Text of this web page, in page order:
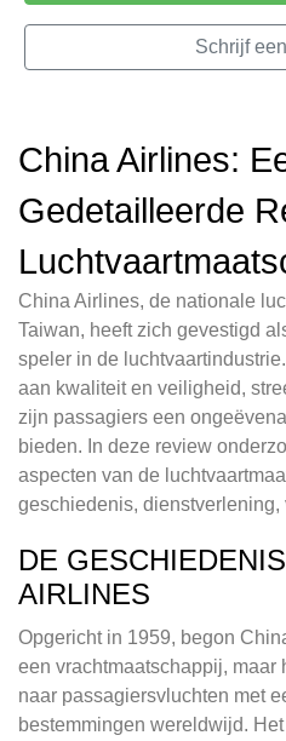
Schrijf
China Airlines:
Gedetailleerde
China Airlines, de nationale
Taiwan, heeft zich gevestigd
speler in de
aan kwaliteit en veiligheid,
zijn passagiers een
bieden. In deze review
aspecten van de
geschiedenis,
DE
AIRLINES
Opgericht in 1959, begon
een vrachtmaatschappij, maar
naar passagiersvluchten met
bestemmingen wereldwijd.